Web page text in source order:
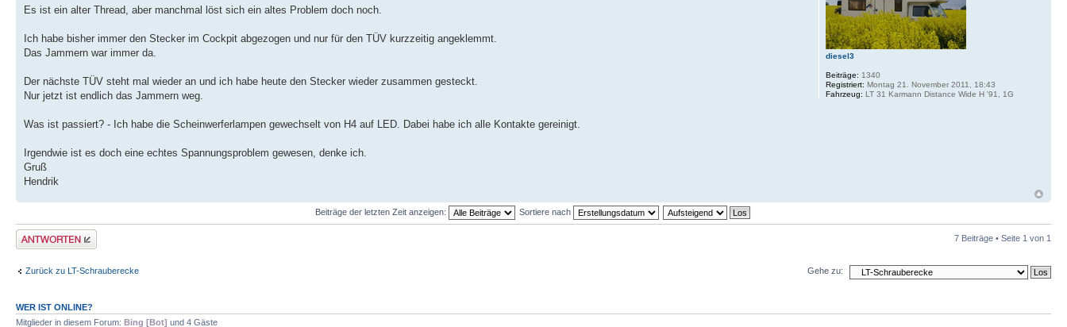
Es ist ein alter Thread, aber manchmal löst sich ein altes Problem doch noch.
Ich habe bisher immer den Stecker im Cockpit abgezogen und nur für den TÜV kurzzeitig angeklemmt.
Das Jammern war immer da.
Der nächste TÜV steht mal wieder an und ich habe heute den Stecker wieder zusammen gesteckt.
Nur jetzt ist endlich das Jammern weg.
Was ist passiert? - Ich habe die Scheinwerferlampen gewechselt von H4 auf LED. Dabei habe ich alle Kontakte gereinigt.
Irgendwie ist es doch eine echtes Spannungsproblem gewesen, denke ich.
Gruß
Hendrik
diesel3
Beiträge: 1340
Registriert: Montag 21. November 2011, 18:43
Fahrzeug: LT 31 Karmann Distance Wide H '91, 1G
Beiträge der letzten Zeit anzeigen: Sortiere nach
Antwort erstellen 7 Beiträge • Seite 1 von 1
Zurück zu LT-Schrauberecke Gehe zu:
WER IST ONLINE?
Mitglieder in diesem Forum: Bing [Bot] und 4 Gäste